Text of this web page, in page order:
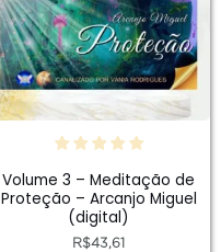
Volume 3 – Meditação de
Proteção – Arcanjo Miguel
(digital)
R$43,61